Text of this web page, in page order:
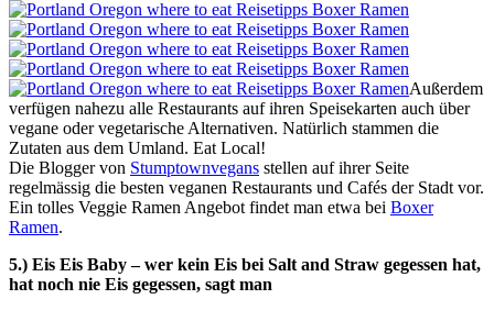
Außerdem
verfügen nahezu alle Restaurants auf ihren Speisekarten auch über
vegane oder vegetarische Alternativen. Natürlich stammen die
Zutaten aus dem Umland. Eat Local!
Die Blogger von Stumptownvegans stellen auf ihrer Seite
regelmässig die besten veganen Restaurants und Cafés der Stadt vor.
Ein tolles Veggie Ramen Angebot findet man etwa bei Boxer
Ramen.
5.) Eis Eis Baby – wer kein Eis bei Salt and Straw gegessen hat,
hat noch nie Eis gegessen, sagt man